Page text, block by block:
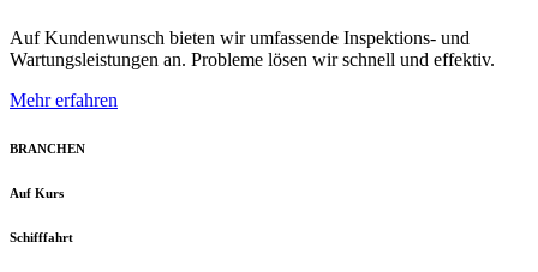
Auf Kundenwunsch bieten wir umfassende Inspektions- und
Wartungsleistungen an. Probleme lösen wir schnell und effektiv.
Mehr erfahren
BRANCHEN
Auf Kurs
Schifffahrt